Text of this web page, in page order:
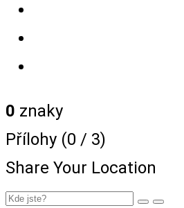
0 znaky
Přílohy (0 / 3)
Share Your Location